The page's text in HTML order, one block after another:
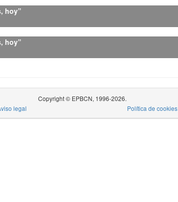
hoy”
hoy”
Copyright © EPBCN, 1996-2026.
legal Política de cookies